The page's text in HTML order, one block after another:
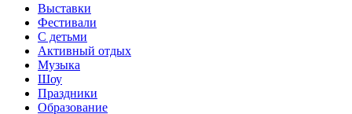
Выставки
Фестивали
С детьми
Активный отдых
Музыка
Шоу
Праздники
Образование